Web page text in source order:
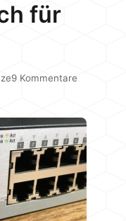
für
9 Kommentare